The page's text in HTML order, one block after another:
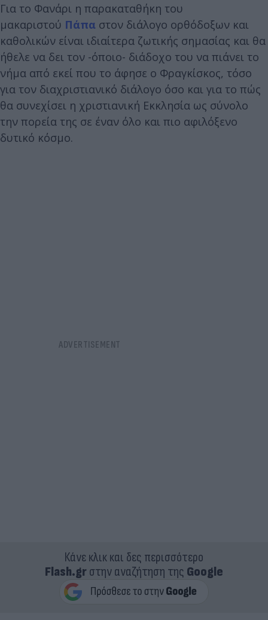
Για το Φανάρι η παρακαταθήκη του
μακαριστού Πάπα στον διάλογο ορθόδοξων και
καθολικών είναι ιδιαίτερα ζωτικής σημασίας και θα
ήθελε να δει τον -όποιο- διάδοχο του να πιάνει το
νήμα από εκεί που το άφησε ο Φραγκίσκος, τόσο
για τον διαχριστιανικό διάλογο όσο και για το πώς
θα συνεχίσει η χριστιανική Εκκλησία ως σύνολο
την πορεία της σε έναν όλο και πιο αφιλόξενο
δυτικό κόσμο.
Κάνε κλικ και δες περισσότερο
Flash.grστην αναζήτηση της Google